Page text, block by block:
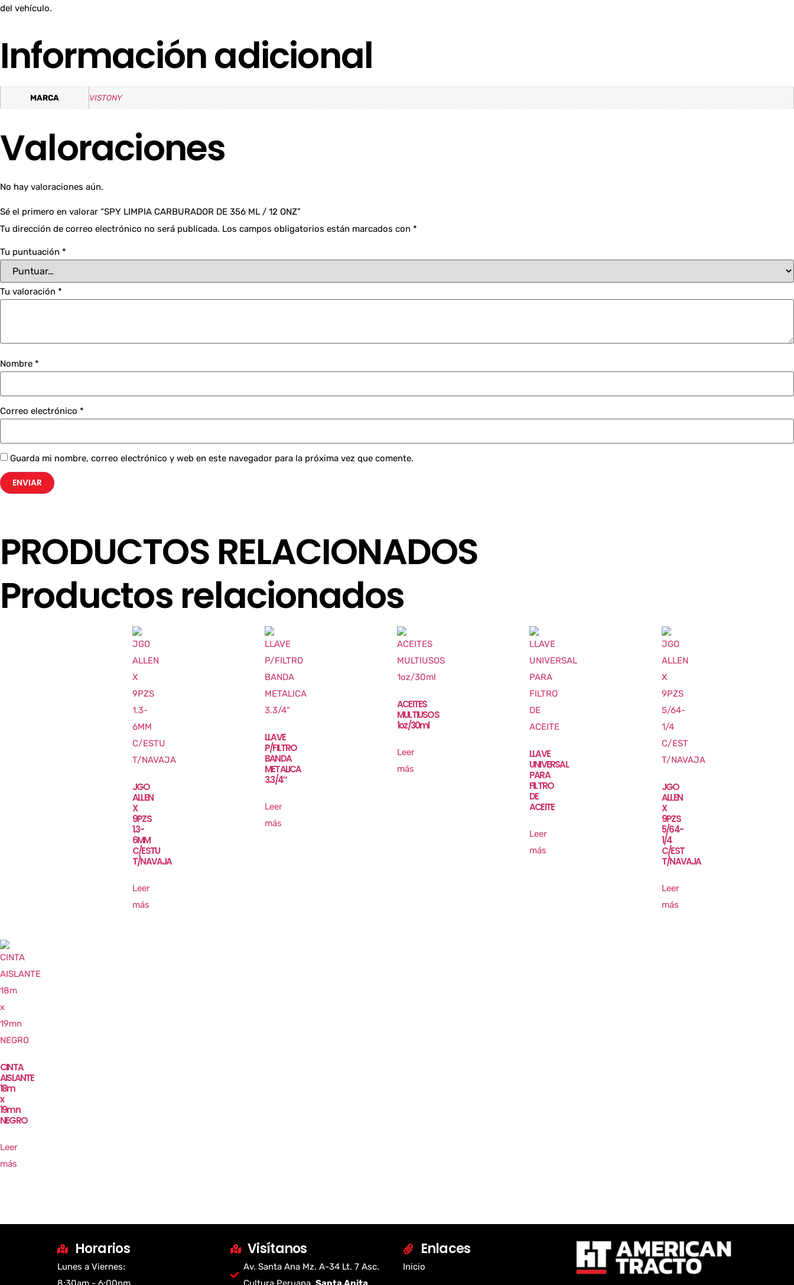
del vehículo.
Información adicional
MARCA VISTONY
Valoraciones
No hay valoraciones aún.
Sé el primero en valorar “SPY LIMPIA CARBURADOR DE 356 ML / 12 ONZ”
Tu dirección de correo electrónico no será publicada. Los campos obligatorios están marcados con *
Tu puntuación *
Tu valoración *
Nombre *
Correo electrónico *
Guarda mi nombre, correo electrónico y web en este navegador para la próxima vez que comente.
PRODUCTOS RELACIONADOS
Productos relacionados
JGO
ALLEN
X
9PZS
1.3-
6MM
C/ESTU
T/NAVAJA
Leer
más
LLAVE
P/FILTRO
BANDA
METALICA
3.3/4″
Leer
más
ACEITES
MULTIUSOS
1oz/30ml
Leer
más
LLAVE
UNIVERSAL
PARA
FILTRO
DE
ACEITE
Leer
más
JGO
ALLEN
X
9PZS
5/64-
1/4
C/EST
T/NAVAJA
Leer
más
CINTA
AISLANTE
18m
x
19mn
NEGRO
Leer
más
Horarios
Lunes a Viernes:
Visítanos
Av. Santa Ana Mz. A-34 Lt. 7 Asc.
Enlaces
Inicio